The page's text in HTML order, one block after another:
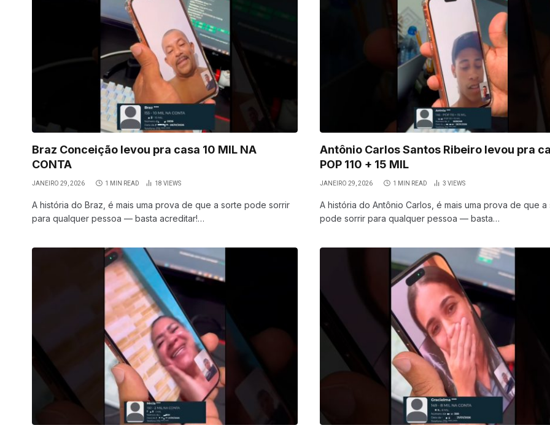
Braz Conceição levou pra casa 10 MIL NA
CONTA
JANEIRO 29, 2026 1 MIN READ 18 VIEWS
A história do Braz, é mais uma prova de que a sorte pode sorrir
para qualquer pessoa — basta acreditar!…
Antônio Carlos Santos Ribeiro levou pra
POP 110 + 15 MIL
JANEIRO 29, 2026 1 MIN READ 3 VIEWS
A história do Antônio Carlos, é mais uma prova de que a
pode sorrir para qualquer pessoa — basta…